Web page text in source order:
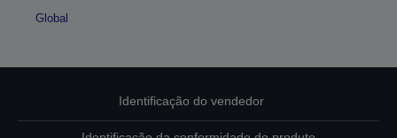
Global
Identificação do vendedor